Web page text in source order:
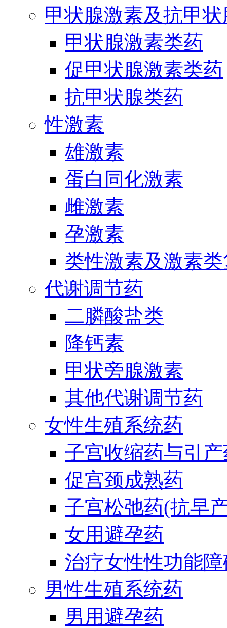
甲状腺激素及抗甲
甲状腺激素类药
促甲状腺激素类药
抗甲状腺类药
性激素
雄激素
蛋白同化激素
雌激素
孕激素
类性激素及激素
代谢调节药
二膦酸盐类
降钙素
甲状旁腺激素
其他代谢调节药
女性生殖系统药
子宫收缩药与引
促宫颈成熟药
子宫松弛药(抗早
女用避孕药
治疗女性性功能
男性生殖系统药
男用避孕药